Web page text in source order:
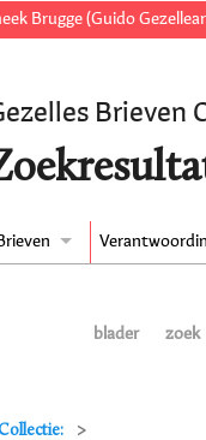
Brugge (Guido
Brieven
blader zoek